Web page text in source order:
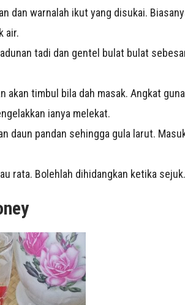
dan warnalah ikut yang disukai.
air.
tadi dan gentel bulat bulat
akan timbul bila dah masak. Angkat
ianya melekat.
daun pandan sehingga gula larut.
rata. Bolehlah dihidangkan ketika sejuk.